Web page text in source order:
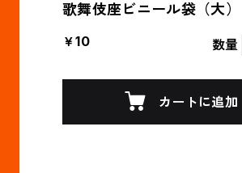
歌舞伎座ビニール袋（大）
￥10 数量
カートに追加